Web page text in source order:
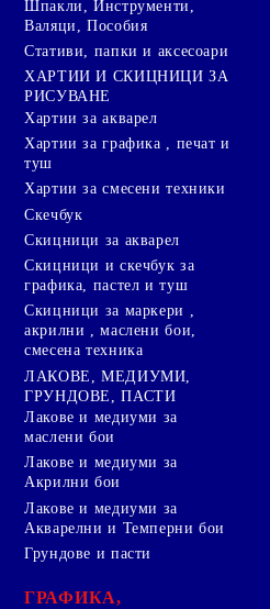
Шпакли, Инструменти,
Валяци, Пособия
Стативи, папки и аксесоари
ХАРТИИ И СКИЦНИЦИ ЗА
РИСУВАНЕ
Хартии за акварел
Хартии за графика , печат и
туш
Хартии за смесени техники
Скечбук
Скицници за акварел
Скицници и скечбук за
графика, пастел и туш
Скицници за маркери ,
акрилни , маслени бои,
смесена техника
ЛАКОВЕ, МЕДИУМИ,
ГРУНДОВЕ, ПАСТИ
Лакове и медиуми за
маслени бои
Лакове и медиуми за
Акрилни бои
Лакове и медиуми за
Акварелни и Темперни бои
Грундове и пасти
ГРАФИКА,